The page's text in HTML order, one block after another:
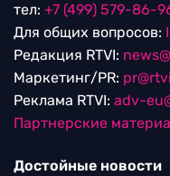
тел: +7 (499) 579-86-
Для общих вопросов:
Редакция RTVI:
Маркетинг/PR:
Реклама RTVI: adv-
Партнерские
Достойные новости